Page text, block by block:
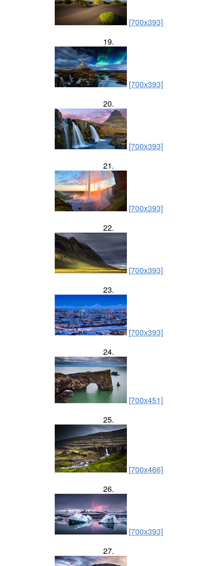
[700x393]
19.
[700x393]
20.
[700x393]
21.
[700x393]
22.
[700x393]
23.
[700x393]
24.
[700x451]
25.
[700x466]
26.
[700x393]
27.